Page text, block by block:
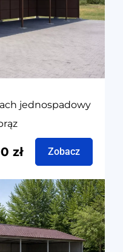
jednospadowy
zł Zobacz